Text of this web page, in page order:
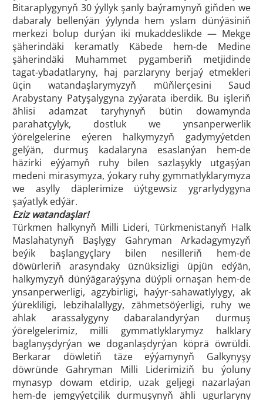
Bitaraplygynyň 30 ýyllyk şanly baýramynyň giňden we
dabaraly bellenýän ýylynda hem yslam dünýäsiniň
merkezi bolup durýan iki mukaddeslikde — Mekge
şäherindäki keramatly Käbede hem-de Medine
şäherindäki Muhammet pygamberiň metjidinde
tagat-ybadatlaryny, haj parzlaryny berjaý etmekleri
üçin watandaşlarymyzyň müňlerçesini Saud
Arabystany Patyşalygyna zyýarata iberdik. Bu işleriň
ählisi adamzat taryhynyň bütin dowamynda
parahatçylyk, dostluk we ynsanperwerlik
ýörelgelerine eýeren halkymyzyň gadymyýetden
gelýän, durmuş kadalaryna esaslanýan hem-de
häzirki eýýamyň ruhy bilen sazlaşykly utgaşýan
medeni mirasymyza, ýokary ruhy gymmatlyklarymyza
we asylly däplerimize üýtgewsiz ygrarlydygyna
şaýatlyk edýär.
Eziz watandaşlar!
Türkmen halkynyň Milli Lideri, Türkmenistanyň Halk
Maslahatynyň Başlygy Gahryman Arkadagymyzyň
beýik başlangyçlary bilen nesilleriň hem-de
döwürleriň arasyndaky üznüksizligi üpjün edýän,
halkymyzyň dünýägaraýşyna düýpli ornaşan hem-de
ynsanperwerligi, agzybirligi, haýyr-sahawatlylygy, ak
ýürekliligi, lebzihalallygy, zähmetsöýerligi, ruhy we
ahlak arassalygyny dabaralandyrýan durmuş
ýörelgelerimiz, milli gymmatlyklarymyz halklary
baglanyşdyrýan we doganlaşdyrýan köprä öwrüldi.
Berkarar döwletiň täze eýýamynyň Galkynyşy
döwründe Gahryman Milli Liderimiziň bu ýoluny
mynasyp dowam etdirip, uzak geljegi nazarlaýan
hem-de jemgyýetçilik durmuşynyň ähli ugurlaryny